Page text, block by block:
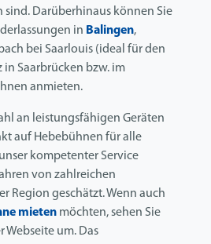
sind. Darüberhinaus können Sie
in Balingen,
bei Saarlouis (ideal für den
Saarbrücken bzw. im
anmieten.
an leistungsfähigen Geräten
auf Hebebühnen für alle
kompetenter Service
von zahlreichen
Region geschätzt. Wenn auch
mieten möchten, sehen Sie
Webseite um. Das